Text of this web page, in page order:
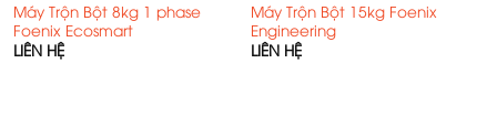
Máy Trộn Bột 8kg 1 phase
Foenix Ecosmart
LIÊN HỆ
Máy Trộn Bột 15kg Foenix
Engineering
LIÊN HỆ